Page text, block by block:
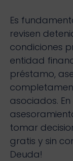
Es
revisen
condiciones
entidad
préstamo,
asociados.
tomar
gratis y sin
Deuda!